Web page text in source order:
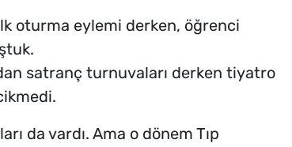
oturma eylemi derken, öğrenci
satranç turnuvaları derken tiyatro
da vardı. Ama o dönem Tıp